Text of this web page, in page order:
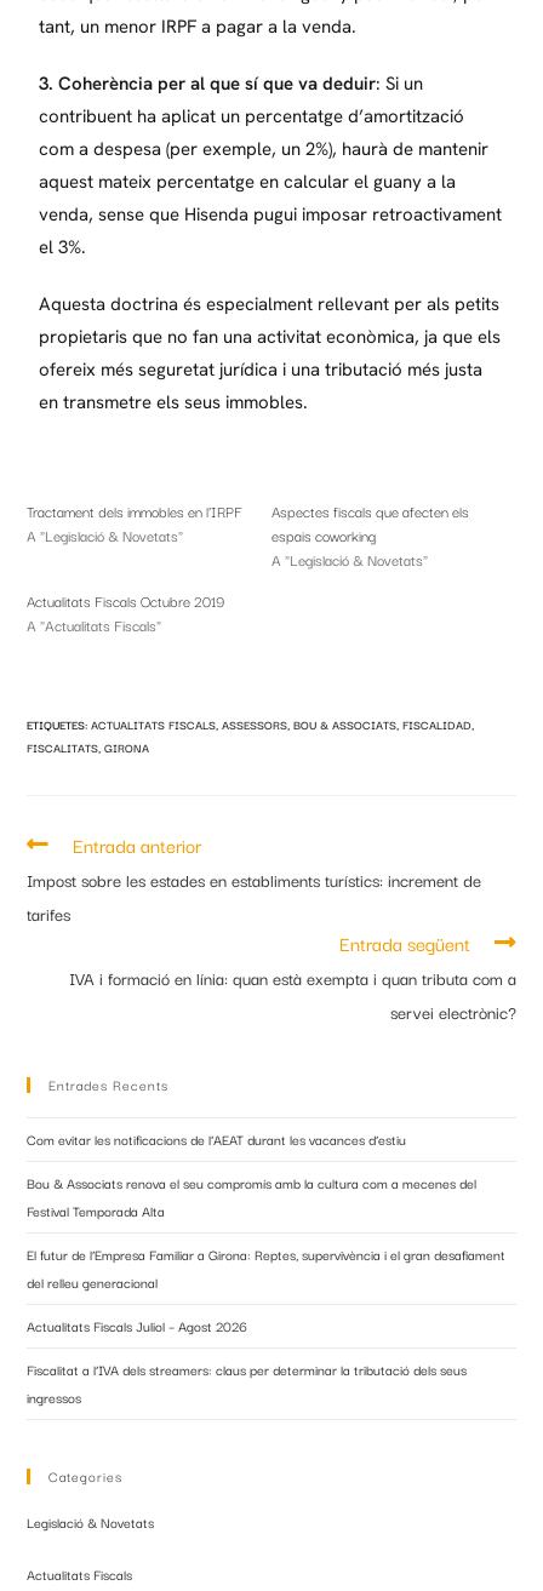
tant, un menor IRPF a pagar a la venda.
3. Coherència per al que sí que va deduir: Si un
contribuent ha aplicat un percentatge d’amortització
com a despesa (per exemple, un 2%), haurà de mantenir
aquest mateix percentatge en calcular el guany a la
venda, sense que Hisenda pugui imposar retroactivament
el 3%.
Aquesta doctrina és especialment rellevant per als petits
propietaris que no fan una activitat econòmica, ja que els
ofereix més seguretat jurídica i una tributació més justa
en transmetre els seus immobles.
Tractament dels immobles en l’IRPF
A "Legislació & Novetats"
Aspectes fiscals que afecten els
espais coworking
A "Legislació & Novetats"
Actualitats Fiscals Octubre 2019
A "Actualitats Fiscals"
ETIQUETES:ACTUALITATS FISCALS, ASSESSORS, BOU & ASSOCIATS, FISCALIDAD,
FISCALITATS, GIRONA
Entrada anterior
Impost sobre les estades en establiments turístics: increment de
tarifes
Entrada següent
IVA i formació en línia: quan està exempta i quan tributa com a
servei electrònic?
Entrades Recents
Com evitar les notificacions de l’AEAT durant les vacances d’estiu
Bou & Associats renova el seu compromís amb la cultura com a mecenes del
Festival Temporada Alta
El futur de l’Empresa Familiar a Girona: Reptes, supervivència i el gran desafiament
del relleu generacional
Actualitats Fiscals Juliol – Agost 2026
Fiscalitat a l’IVA dels streamers: claus per determinar la tributació dels seus
ingressos
Categories
Legislació & Novetats
Actualitats Fiscals